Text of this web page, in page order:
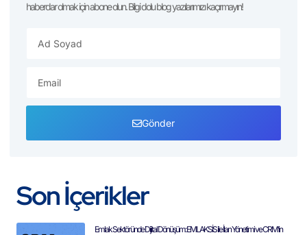
haberdar olmak için abone olun. Bilgi dolu blog yazılarımızı kaçırmayın!
Gönder
Son İçerikler
Emlak Sektöründe Dijital Dönüşüm: EMLAKSİS ile İlan Yönetimi ve CRM’in